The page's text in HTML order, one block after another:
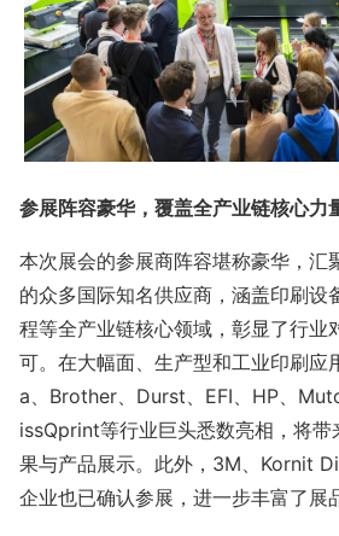
参展阵容豪华，覆盖全产业链核心力
本次展会的参展商阵容堪称豪华，汇
的众多国际知名供应商，涵盖印刷设
程等全产业链核心领域，彰显了行业
可。在大幅面、生产型和工业印刷应
a、Brother、Durst、EFI、HP、
issQprint等行业巨头悉数亮相，将带
果与产品展示。此外，3M、Kornit
企业也已确认参展，进一步丰富了展